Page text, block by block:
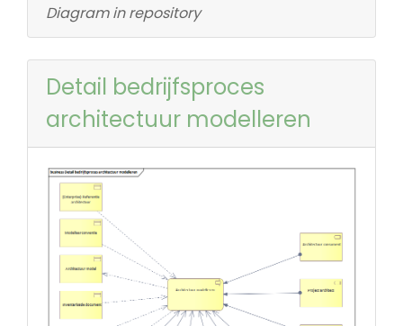
Diagram in repository
Detail bedrijfsproces
architectuur modelleren